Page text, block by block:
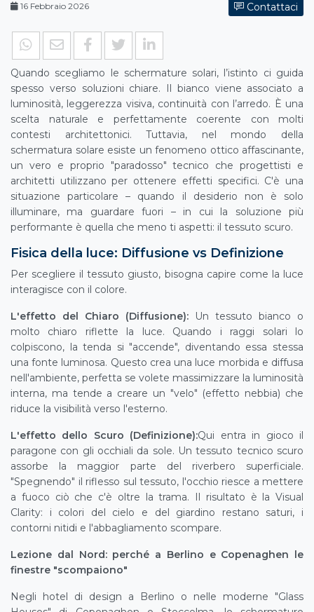
16 Febbraio 2026 Contattaci
Quando scegliamo le schermature solari, l’istinto ci guida
spesso verso soluzioni chiare. Il bianco viene associato a
luminosità, leggerezza visiva, continuità con l’arredo. È una
scelta naturale e perfettamente coerente con molti
contesti architettonici. Tuttavia, nel mondo della
schermatura solare esiste un fenomeno ottico affascinante,
un vero e proprio "paradosso" tecnico che progettisti e
architetti utilizzano per ottenere effetti specifici. C'è una
situazione particolare – quando il desiderio non è solo
illuminare, ma guardare fuori – in cui la soluzione più
performante è quella che meno ti aspetti: il tessuto scuro.
Fisica della luce: Diffusione vs Definizione
Per scegliere il tessuto giusto, bisogna capire come la luce
interagisce con il colore.
L'effetto del Chiaro (Diffusione): Un tessuto bianco o
molto chiaro riflette la luce. Quando i raggi solari lo
colpiscono, la tenda si "accende", diventando essa stessa
una fonte luminosa. Questo crea una luce morbida e diffusa
nell'ambiente, perfetta se volete massimizzare la luminosità
interna, ma tende a creare un "velo" (effetto nebbia) che
riduce la visibilità verso l'esterno.
L'effetto dello Scuro (Definizione):Qui entra in gioco il
paragone con gli occhiali da sole. Un tessuto tecnico scuro
assorbe la maggior parte del riverbero superficiale.
"Spegnendo" il riflesso sul tessuto, l'occhio riesce a mettere
a fuoco ciò che c'è oltre la trama. Il risultato è la Visual
Clarity: i colori del cielo e del giardino restano saturi, i
contorni nitidi e l'abbagliamento scompare.
Lezione dal Nord: perché a Berlino e Copenaghen le
finestre "scompaiono"
Negli hotel di design a Berlino o nelle moderne "Glass